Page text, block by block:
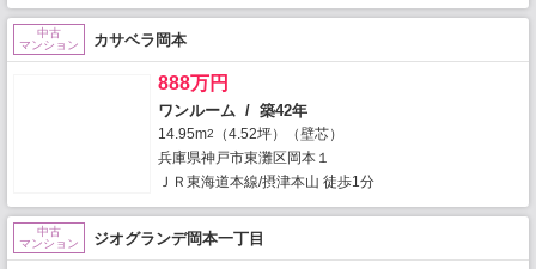
中古
マンション
カサベラ岡本
888万円
ワンルーム / 築42年
14.95m2
（4.52坪）（壁芯）
兵庫県神戸市東灘区岡本１
ＪＲ東海道本線/摂津本山 徒歩1分
中古
マンション
ジオグランデ岡本一丁目